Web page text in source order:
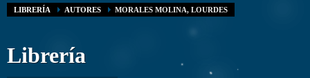
LIBRERÍA AUTORES MORALES MOLINA, LOURDES
Librería